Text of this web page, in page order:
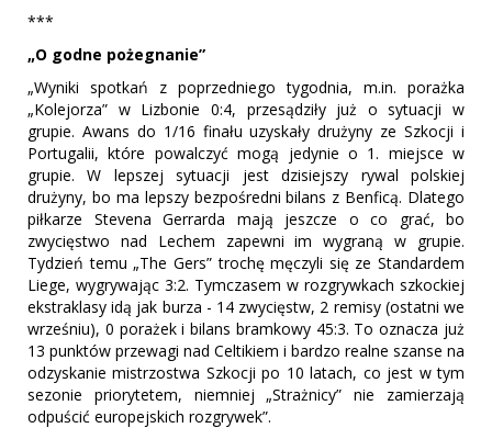
***
„O godne pożegnanie”
„Wyniki spotkań z poprzedniego tygodnia, m.in. porażka
„Kolejorza” w Lizbonie 0:4, przesądziły już o sytuacji w
grupie. Awans do 1/16 finału uzyskały drużyny ze Szkocji i
Portugalii, które powalczyć mogą jedynie o 1. miejsce w
grupie. W lepszej sytuacji jest dzisiejszy rywal polskiej
drużyny, bo ma lepszy bezpośredni bilans z Benficą. Dlatego
piłkarze Stevena Gerrarda mają jeszcze o co grać, bo
zwycięstwo nad Lechem zapewni im wygraną w grupie.
Tydzień temu „The Gers” trochę męczyli się ze Standardem
Liege, wygrywając 3:2. Tymczasem w rozgrywkach szkockiej
ekstraklasy idą jak burza - 14 zwycięstw, 2 remisy (ostatni we
wrześniu), 0 porażek i bilans bramkowy 45:3. To oznacza już
13 punktów przewagi nad Celtikiem i bardzo realne szanse na
odzyskanie mistrzostwa Szkocji po 10 latach, co jest w tym
sezonie priorytetem, niemniej „Strażnicy” nie zamierzają
odpuścić europejskich rozgrywek”.